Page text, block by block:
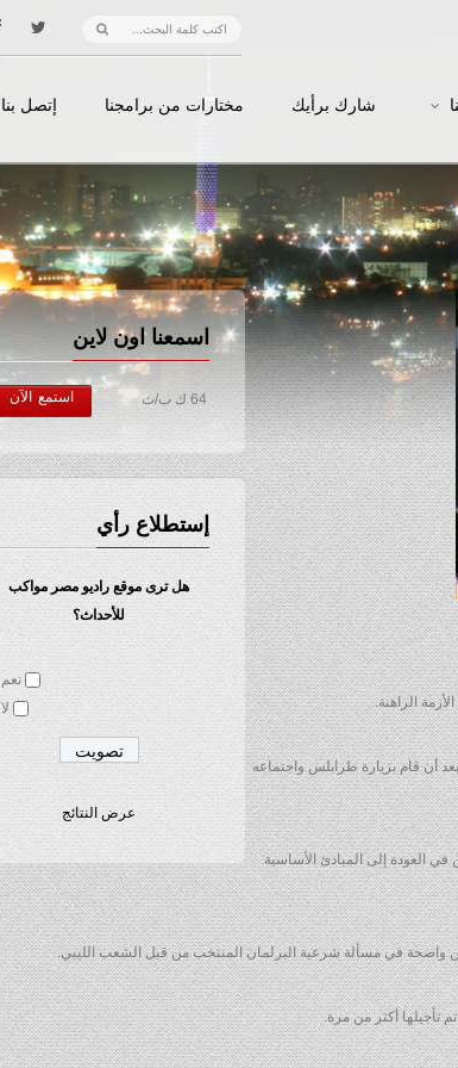
شارك برأيك مختارات من برامجنا إتصل بنا
اسمعنا اون لاين
64 ك ب/ث استمع الآن
إستطلاع رأي
هل ترى موقع راديو مصر مواكب
للأحداث؟
نعم
لا
عرض النتائج
الراهنة.
بعد أن قام بزيارة طرابلس واجتماعه
العودة إلى المبادئ الأساسية
واضحة في مسألة شرعية البرلمان المنتخب من قبل الشعب الليبي.
تأجيلها أكثر من مرة.